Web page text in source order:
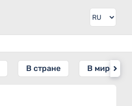
В стране В мире